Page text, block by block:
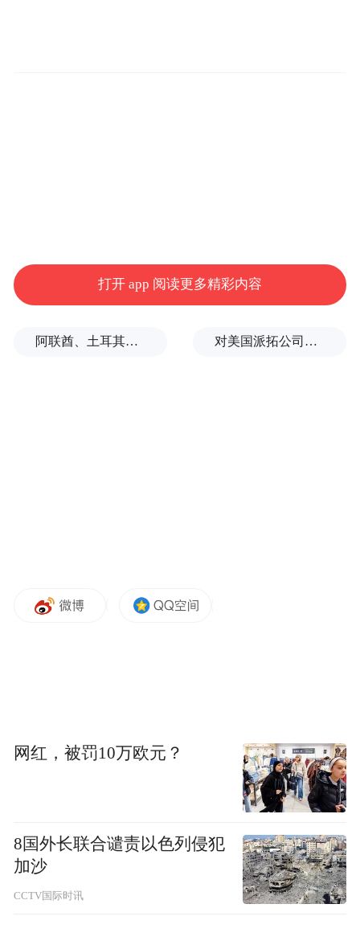
打开 app 阅读更多精彩内容
阿联酋、土耳其、沙特等8国外长发表联合声明 对美国派拓公司进行安全审查有何深意？专家解析
网红，被罚10万欧元？
8国外长联合谴责以色列侵犯
加沙
CCTV国际时讯